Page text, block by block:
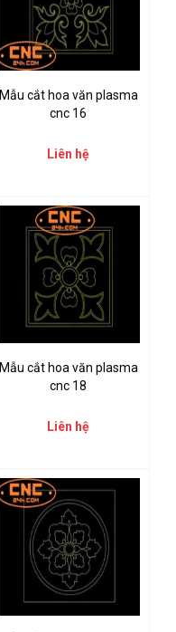
Mẫu cắt hoa văn plasma
cnc 16
Liên hệ
Mẫu cắt hoa văn plasma
cnc 18
Liên hệ